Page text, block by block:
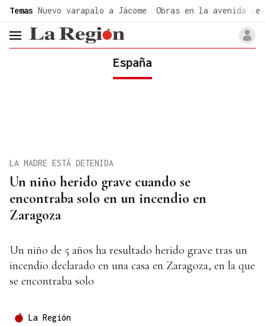
Temas Nuevo varapalo a Jácome Obras en la avenida de
header.menu.open
España
Un niño herido grave cuando se
encontraba solo en un incendio en
Zaragoza
LA MADRE ESTÁ DETENIDA
Un niño de 5 años ha resultado herido grave tras un
incendio declarado en una casa en Zaragoza, en la que
se encontraba solo
La Región